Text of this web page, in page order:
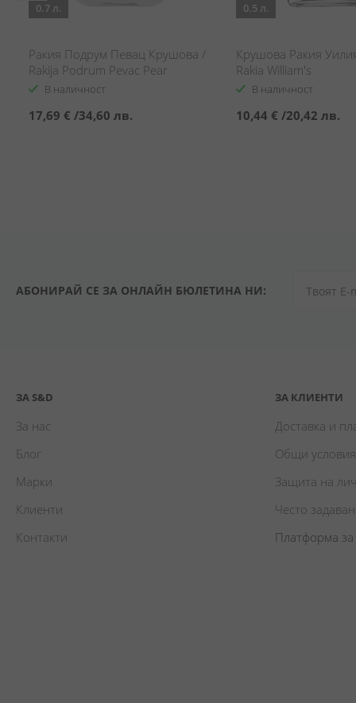
0.7 л.
Ракия Подрум Певац Крушова /
Rakija Podrum Pevac Pear
В наличност
17,69 € /34,60 лв.
0.5 л.
Крушова Ракия
Rakia William's
В наличност
10,44 € /20,42 лв.
АБОНИРАЙ СЕ ЗА ОНЛАЙН БЮЛЕТИНА НИ:
ЗА S&D
За нас
Блог
Марки
Клиенти
Контакти
ЗА КЛИЕНТИ
Доставка и
Общи условия
Защита на
Често
Платформа